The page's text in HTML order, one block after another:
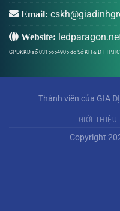
Email:
Website:
GPĐKKD số 0315654905 do Sở KH & ĐT
Thành viên của GIA
GIỚI THIỆU
Copyright